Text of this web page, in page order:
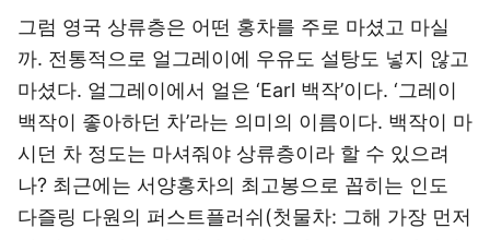
그럼 영국 상류층은 어떤 홍차를 주로 마셨고 마실
까. 전통적으로 얼그레이에 우유도 설탕도 넣지 않고
마셨다. 얼그레이에서 얼은 ‘Earl 백작’이다. ‘그레이
백작이 좋아하던 차’라는 의미의 이름이다. 백작이 마
시던 차 정도는 마셔줘야 상류층이라 할 수 있으려
나? 최근에는 서양홍차의 최고봉으로 꼽히는 인도
다즐링 다원의 퍼스트플러쉬(첫물차: 그해 가장 먼저